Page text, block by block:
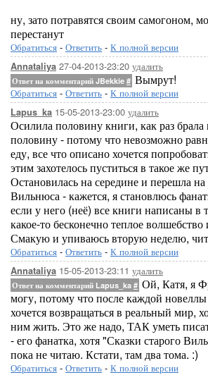
ну, зато потравятся своим самогоном,
перестанут
Обратиться - Ответить - К полной версии
Annataliya 27-04-2013-23:20 удалить
Ответ на комментарий JBekkie # Вымрут!
Обратиться - Ответить - К полной версии
Lapus_ka 15-05-2013-23:00 удалить
Осилила половину книги, как раз
половину - потому что невозможно
еду, все что описано хочется
этим захотелось пуститься в такое же
Остановилась на середине и перешла на
Вильнюса - кажется, я становлюсь
если у него (неё) все книги написаны в
какое-то бесконечно теплое
Смакую и упиваюсь вторую неделю,
Обратиться - Ответить - К полной версии
Annataliya 15-05-2013-23:11 удалить
Ответ на комментарий Lapus_ka # Ой, Катя, я
могу, потому что после каждой
хочется возвращаться в реальный мир,
ним жить. Это же надо, ТАК уметь
- его фанатка, хотя "Сказки старого
пока не читаю. Кстати, там два тома. :)
Обратиться - Ответить - К полной версии